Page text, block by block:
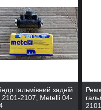
гальмівний задній
2101-2107, Metelli 04-